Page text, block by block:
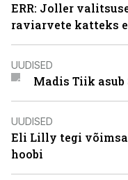
ERR: Joller
raviarvete katteks
UUDISED
Madis Tiik asub
UUDISED
Eli Lilly tegi
hoobi